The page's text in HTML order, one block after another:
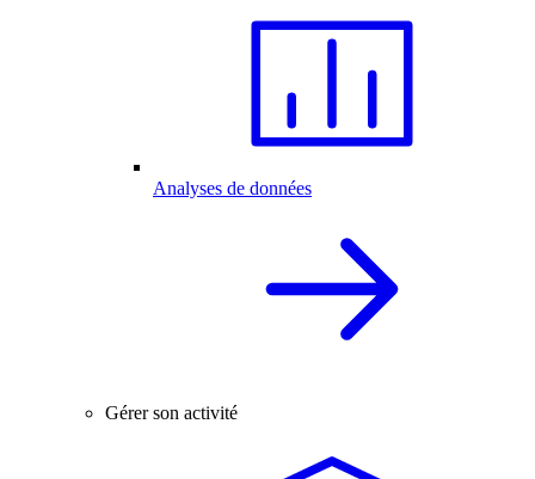
Analyses de données
Gérer son activité